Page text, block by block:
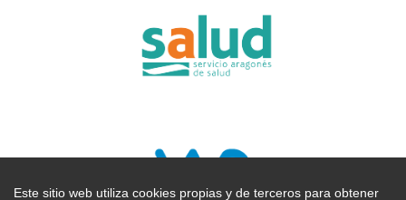
Este sitio web utiliza cookies propias y de terceros para obtener